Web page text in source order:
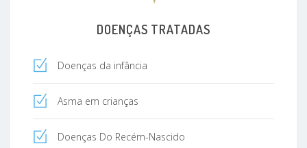
DOENÇAS TRATADAS
Doenças da infância
Asma em crianças
Doenças Do Recém-Nascido